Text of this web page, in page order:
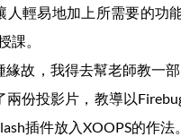
人輕易地加上所需要的功
課。
緣故，我得去幫老師教一部
兩份投影片，教導以
插件放入XOOPS的作法。